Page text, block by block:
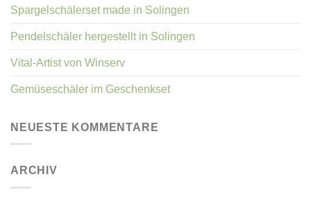
Spargelschälerset made in Solingen
Pendelschäler hergestellt in Solingen
Vital-Artist von Winserv
Gemüseschäler im Geschenkset
NEUESTE KOMMENTARE
ARCHIV